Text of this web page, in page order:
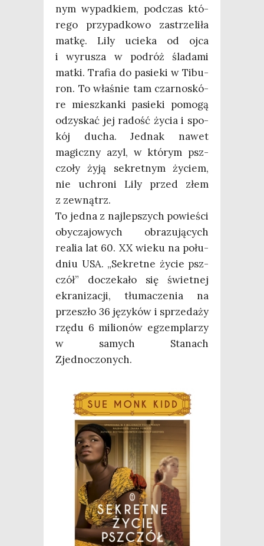
nym wypad­kiem, pod­czas któ­
re­go przy­pad­ko­wo zastrze­li­ła
mat­kę. Lily ucie­ka od ojca
i wyru­sza w podróż śla­da­mi
mat­ki. Tra­fia do pasie­ki w Tibu­
ron. To wła­śnie tam czar­no­skó­
re miesz­kan­ki pasie­ki pomo­gą
odzy­skać jej radość życia i spo­
kój ducha. Jed­nak nawet
magicz­ny azyl, w któ­rym psz­
czo­ły żyją sekret­nym życiem,
nie uchro­ni Lily przed złem
z zewnątrz.
To jed­na z naj­lep­szych powie­ści
oby­cza­jo­wych obra­zu­ją­cych
realia lat 60. XX wie­ku na połu­
dniu USA. „Sekret­ne życie psz­
czół” docze­ka­ło się świet­nej
ekra­ni­za­cji, tłu­ma­cze­nia na
prze­szło 36 języ­ków i sprze­da­ży
rzę­du 6 milio­nów egzem­pla­rzy
w samych Sta­nach
Zjednoczonych.